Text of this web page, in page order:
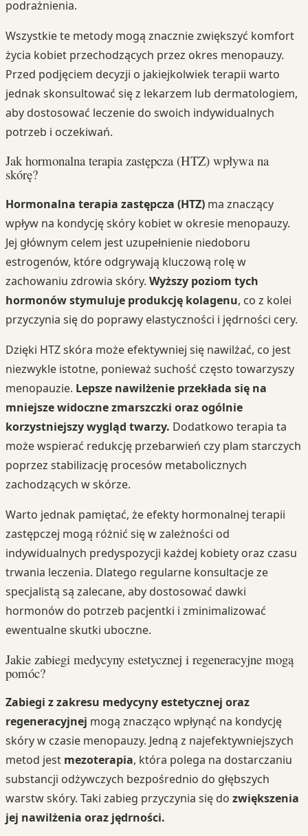
podrażnienia.
Wszystkie te metody mogą znacznie zwiększyć komfort
życia kobiet przechodzących przez okres menopauzy.
Przed podjęciem decyzji o jakiejkolwiek terapii warto
jednak skonsultować się z lekarzem lub dermatologiem,
aby dostosować leczenie do swoich indywidualnych
potrzeb i oczekiwań.
Jak hormonalna terapia zastępcza (HTZ) wpływa na
skórę?
Hormonalna terapia zastępcza (HTZ) ma znaczący
wpływ na kondycję skóry kobiet w okresie menopauzy.
Jej głównym celem jest uzupełnienie niedoboru
estrogenów, które odgrywają kluczową rolę w
zachowaniu zdrowia skóry. Wyższy poziom tych
hormonów stymuluje produkcję kolagenu, co z kolei
przyczynia się do poprawy elastyczności i jędrności cery.
Dzięki HTZ skóra może efektywniej się nawilżać, co jest
niezwykle istotne, ponieważ suchość często towarzyszy
menopauzie. Lepsze nawilżenie przekłada się na
mniejsze widoczne zmarszczki oraz ogólnie
korzystniejszy wygląd twarzy. Dodatkowo terapia ta
może wspierać redukcję przebarwień czy plam starczych
poprzez stabilizację procesów metabolicznych
zachodzących w skórze.
Warto jednak pamiętać, że efekty hormonalnej terapii
zastępczej mogą różnić się w zależności od
indywidualnych predyspozycji każdej kobiety oraz czasu
trwania leczenia. Dlatego regularne konsultacje ze
specjalistą są zalecane, aby dostosować dawki
hormonów do potrzeb pacjentki i zminimalizować
ewentualne skutki uboczne.
Jakie zabiegi medycyny estetycznej i regeneracyjne mogą
pomóc?
Zabiegi z zakresu medycyny estetycznej oraz
regeneracyjnej mogą znacząco wpłynąć na kondycję
skóry w czasie menopauzy. Jedną z najefektywniejszych
metod jest mezoterapia, która polega na dostarczaniu
substancji odżywczych bezpośrednio do głębszych
warstw skóry. Taki zabieg przyczynia się do zwiększenia
jej nawilżenia oraz jędrności.